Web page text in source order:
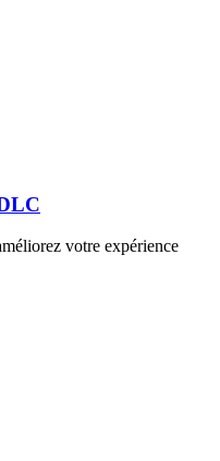
votre expérience